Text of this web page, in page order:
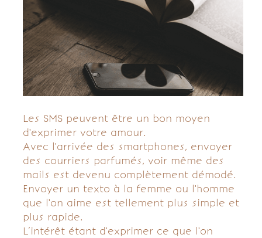
Les SMS peuvent être un bon moyen
d'exprimer votre amour.
Avec l'arrivée des smartphones, envoyer
des courriers parfumés, voir même des
mails est devenu complètement démodé.
Envoyer un texto à la femme ou l'homme
que l'on aime est tellement plus simple et
plus rapide.
L’intérêt étant d'exprimer ce que l'on